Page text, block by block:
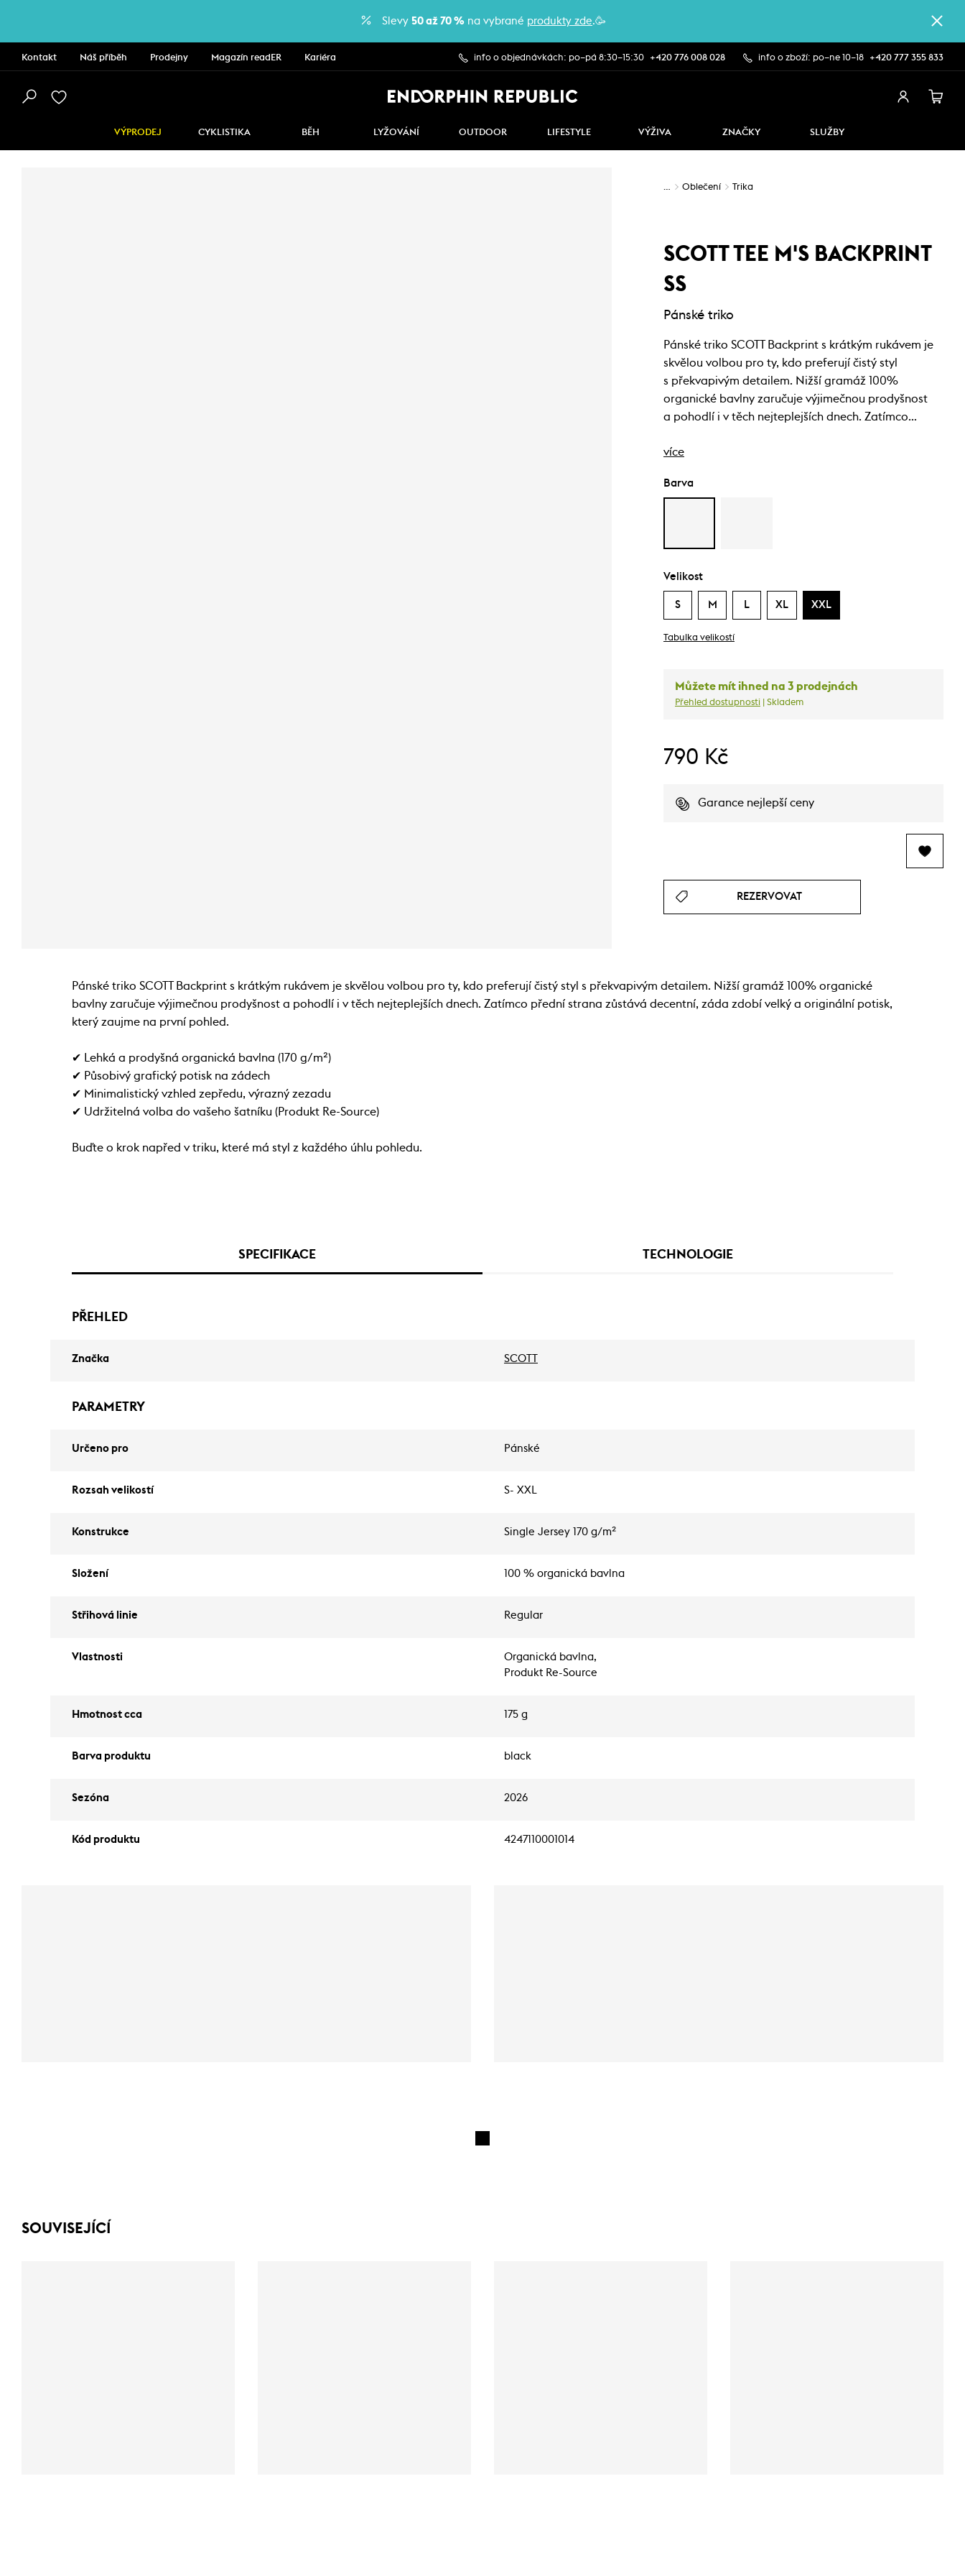
Slevy 50 až 70 % na vybrané produkty zde.🥳
Kontakt Náš příběh Prodejny Magazín readER Kariéra info o objednávkách: po–pá 8:30–15:30 +420 776 008 028 info o zboží: po–ne 10–18 +420 777 355 833
VÝPRODEJ CYKLISTIKA BĚH LYŽOVÁNÍ OUTDOOR LIFESTYLE VÝŽIVA ZNAČKY SLUŽBY
… Oblečení Trika
SCOTT TEE M'S BACKPRINT
SS
Pánské triko
Pánské triko SCOTT Backprint s krátkým rukávem je
skvělou volbou pro ty, kdo preferují čistý styl
s překvapivým detailem. Nižší gramáž 100%
organické bavlny zaručuje výjimečnou prodyšnost
a pohodlí i v těch nejteplejších dnech. Zatímco…
více
Barva
Velikost
S M L XL XXL
Tabulka velikostí
Můžete mít ihned na 3 prodejnách
Přehled dostupnosti | Skladem
790 Kč
Garance nejlepší ceny
REZERVOVAT
Pánské triko SCOTT Backprint s krátkým rukávem je skvělou volbou pro ty, kdo preferují čistý styl s překvapivým detailem. Nižší gramáž 100% organické
bavlny zaručuje výjimečnou prodyšnost a pohodlí i v těch nejteplejších dnech. Zatímco přední strana zůstává decentní, záda zdobí velký a originální potisk,
který zaujme na první pohled.
✔ Lehká a prodyšná organická bavlna (170 g/m²)
✔ Působivý grafický potisk na zádech
✔ Minimalistický vzhled zepředu, výrazný zezadu
✔ Udržitelná volba do vašeho šatníku (Produkt Re-Source)
Buďte o krok napřed v triku, které má styl z každého úhlu pohledu.
SPECIFIKACE TECHNOLOGIE
PŘEHLED
Značka SCOTT
PARAMETRY
Určeno pro Pánské
Rozsah velikostí S- XXL
Konstrukce Single Jersey 170 g/m²
Složení 100 % organická bavlna
Střihová linie Regular
Vlastnosti
Organická bavlna,
Produkt Re-Source
Hmotnost cca 175 g
Barva produktu black
Sezóna 2026
Kód produktu 4247110001014
SOUVISEJÍCÍ